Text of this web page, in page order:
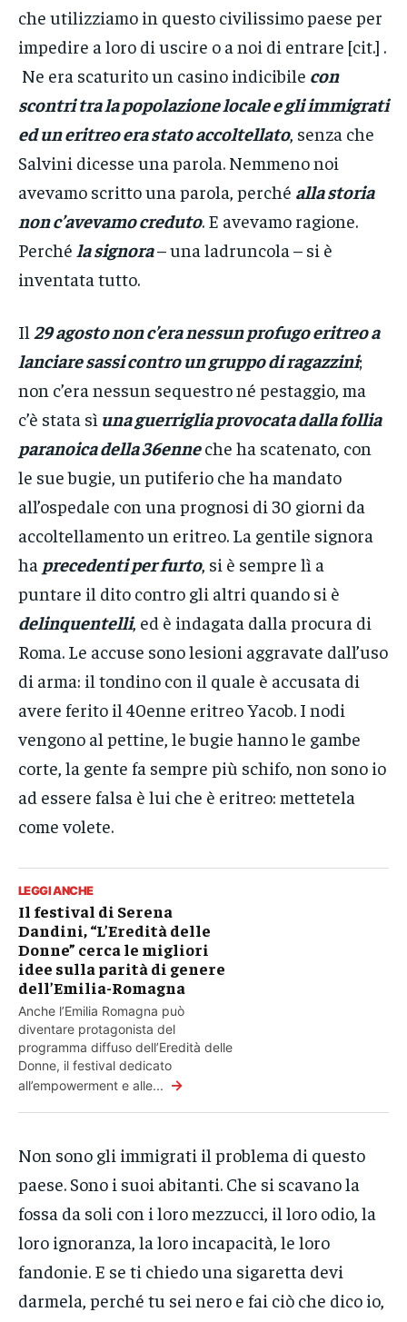
che utilizziamo in questo civilissimo paese per
impedire a loro di uscire o a noi di entrare [cit.] .
Ne era scaturito un casino indicibile con
scontri tra la popolazione locale e gli immigrati
ed un eritreo era stato accoltellato, senza che
Salvini dicesse una parola. Nemmeno noi
avevamo scritto una parola, perché alla storia
non c’avevamo creduto. E avevamo ragione.
Perché la signora– una ladruncola – si è
inventata tutto.
Il 29 agosto non c’era nessun profugo eritreo a
lanciare sassi contro un gruppo di ragazzini;
non c’era nessun sequestro né pestaggio, ma
c’è stata sì una guerriglia provocata dalla follia
paranoica della 36enneche ha scatenato, con
le sue bugie, un putiferio che ha mandato
all’ospedale con una prognosi di 30 giorni da
accoltellamento un eritreo. La gentile signora
ha precedenti per furto, si è sempre lì a
puntare il dito contro gli altri quando si è
delinquentelli, ed è indagata dalla procura di
Roma. Le accuse sono lesioni aggravate dall’uso
di arma: il tondino con il quale è accusata di
avere ferito il 40enne eritreo Yacob. I nodi
vengono al pettine, le bugie hanno le gambe
corte, la gente fa sempre più schifo, non sono io
ad essere falsa è lui che è eritreo: mettetela
come volete.
LEGGI ANCHE
Il festival di Serena
Dandini, “L’Eredità delle
Donne” cerca le migliori
idee sulla parità di genere
dell’Emilia-Romagna
Anche l’Emilia Romagna può
diventare protagonista del
programma diffuso dell’Eredità delle
Donne, il festival dedicato
all’empowerment e alle... →
Non sono gli immigrati il problema di questo
paese. Sono i suoi abitanti. Che si scavano la
fossa da soli con i loro mezzucci, il loro odio, la
loro ignoranza, la loro incapacità, le loro
fandonie. E se ti chiedo una sigaretta devi
darmela, perché tu sei nero e fai ciò che dico io,